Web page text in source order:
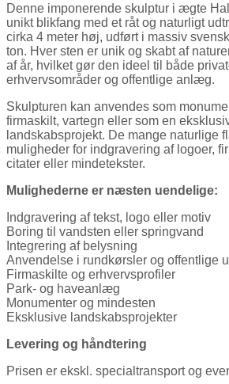
Denne imponerende skulptur i ægte
unikt blikfang med et råt og naturligt
cirka 4 meter høj, udført i massiv
ton. Hver sten er unik og skabt af
af år, hvilket gør den ideel til både
erhvervsområder og offentlige anlæg.
Skulpturen kan anvendes som
firmaskilt, vartegn eller som en
landskabsprojekt. De mange naturlige
muligheder for indgravering af logoer,
citater eller mindetekster.
Mulighederne er næsten uendelige:
Indgravering af tekst, logo eller motiv
Boring til vandsten eller springvand
Integrering af belysning
Anvendelse i rundkørsler og offentlige
Firmaskilte og erhvervsprofiler
Park- og haveanlæg
Monumenter og mindesten
Eksklusive landskabsprojekter
Levering og håndtering
Prisen er ekskl. specialtransport og